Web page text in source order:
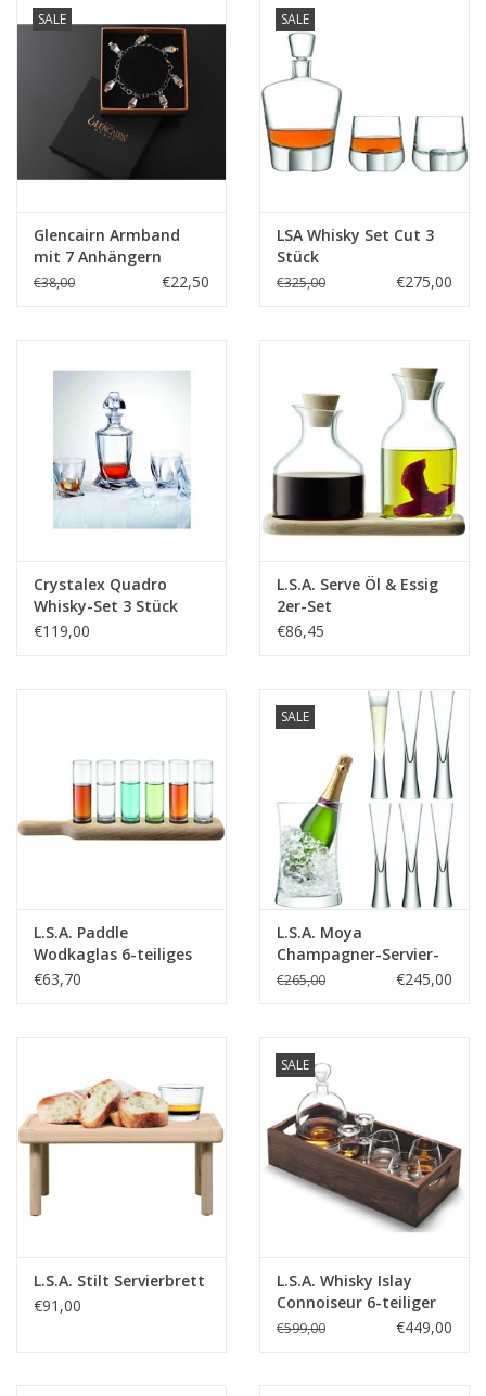
SALE
Glencairn Armband
mit 7 Anhängern
€38,00 €22,50
SALE
LSA Whisky Set Cut 3
Stück
€325,00 €275,00
Crystalex Quadro
Whisky-Set 3 Stück
€119,00
L.S.A. Serve Öl & Essig
2er-Set
€86,45
L.S.A. Paddle
Wodkaglas 6-teiliges
Set
€63,70
SALE
L.S.A. Moya
Champagner-Servier-
Set, 7 Stück
€265,00 €245,00
L.S.A. Stilt Servierbrett
€91,00
SALE
L.S.A. Whisky Islay
Connoiseur 6-teiliger
Satz
€599,00 €449,00